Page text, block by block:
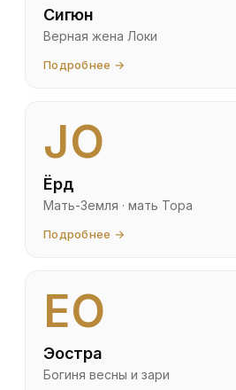
Сигюн
Верная жена Локи
Подробнее →
JO
Ёрд
Мать-Земля · мать Тора
Подробнее →
EO
Эостра
Богиня весны и зари